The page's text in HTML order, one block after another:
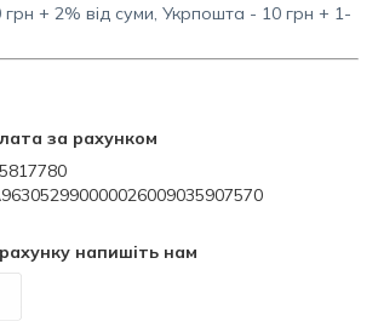
+ 2% від суми, Укрпошта - 10 грн + 1-
за рахунком
напишіть нам